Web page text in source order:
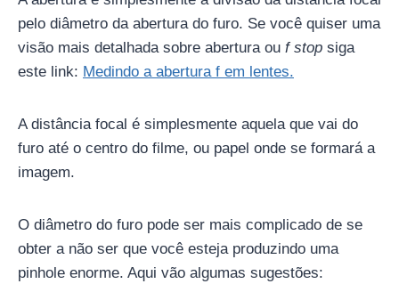
pelo diâmetro da abertura do furo. Se você quiser uma
visão mais detalhada sobre abertura ou f stop siga
este link: Medindo a abertura f em lentes.
A distância focal é simplesmente aquela que vai do
furo até o centro do filme, ou papel onde se formará a
imagem.
O diâmetro do furo pode ser mais complicado de se
obter a não ser que você esteja produzindo uma
pinhole enorme. Aqui vão algumas sugestões: